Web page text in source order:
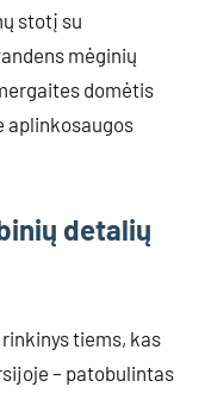
stotį su
mėginių
domėtis
aplinkosaugos
detalių
tiems, kas
– patobulintas